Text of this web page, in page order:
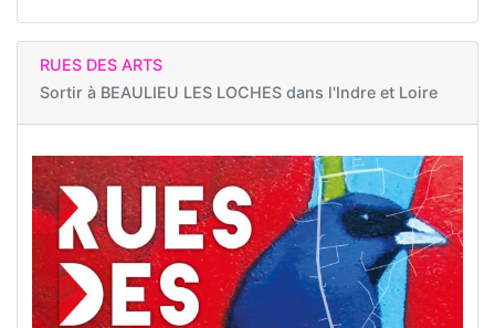
RUES DES ARTS
Sortir à BEAULIEU LES LOCHES dans l'Indre et Loire